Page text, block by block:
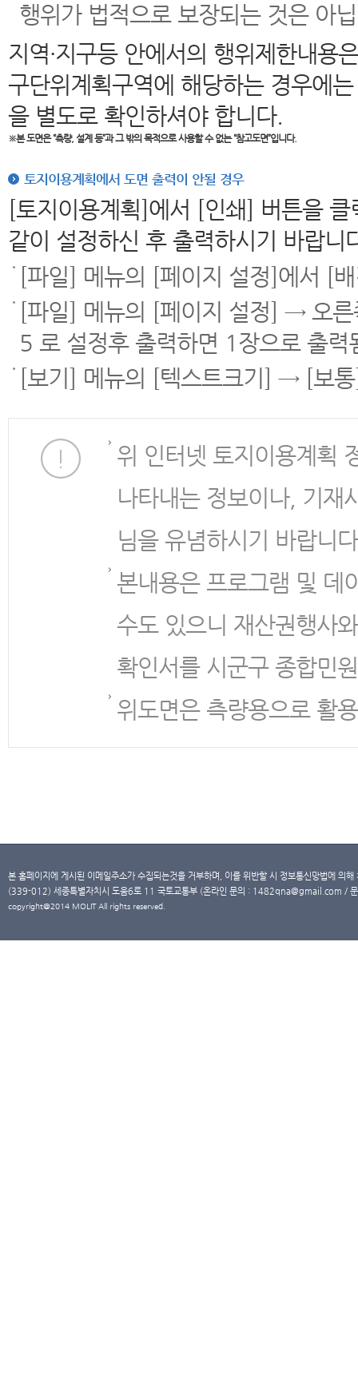
행위가 법적으로 보장되는 것은 아
지역·지구등 안에서의 행위제한내용
구단위계획구역에 해당하는 경우에
을 별도로 확인하셔야 합니다.
※본 도면은“측량, 설계 등”과 그 밖의 목적으로 사용할 수 없는 “참고도면”입니다.
토지이용계획에서 도면 출력이 안될 경우
[토지이용계획]에서 [인쇄] 버튼을
같이 설정하신 후 출력하시기 바랍니
[파일] 메뉴의 [페이지 설정]에서 [
[파일] 메뉴의 [페이지 설정] → 오
5 로 설정후 출력하면 1장으로 출력
[보기] 메뉴의 [텍스트크기] → [보
위 인터넷 토지이용계획
나타내는 정보이나, 기재
님을 유념하시기 바랍니
본내용은 프로그램 및 데
수도 있으니 재산권행사
확인서를 시군구 종합민
위도면은 측량용으로 활
본 홈페이지에 게시된 이메일주소가 수집되는것을 거부하며, 이를 위반할 시 정보통신망법에 의
(339-012) 세종특별자치시 도움6로 11 국토교통부 (온라인 문의 : 1482qna@gmail.com /
copyright@2014 MOLIT All rights reserved.